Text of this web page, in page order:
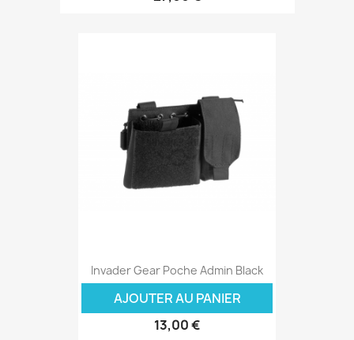
Invader Gear Poche Admin Black
AJOUTER AU PANIER
13,00 €